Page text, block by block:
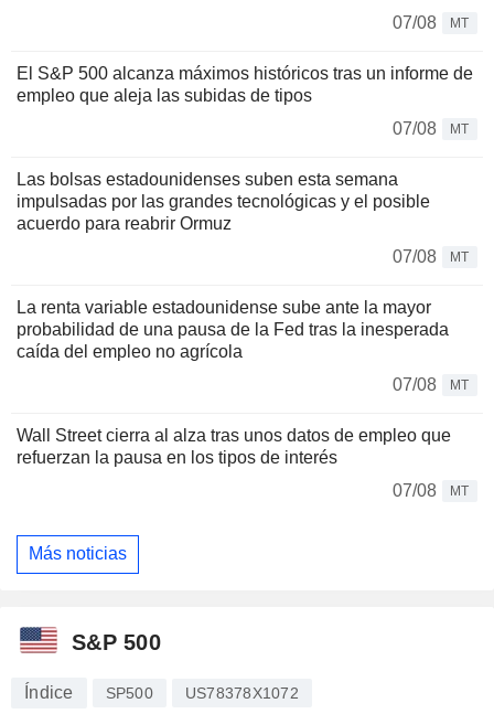
07/08
MT
El S&P 500 alcanza máximos históricos tras un informe de
empleo que aleja las subidas de tipos
07/08
MT
Las bolsas estadounidenses suben esta semana
impulsadas por las grandes tecnológicas y el posible
acuerdo para reabrir Ormuz
07/08
MT
La renta variable estadounidense sube ante la mayor
probabilidad de una pausa de la Fed tras la inesperada
caída del empleo no agrícola
07/08
MT
Wall Street cierra al alza tras unos datos de empleo que
refuerzan la pausa en los tipos de interés
07/08
MT
Más noticias
S&P 500
Índice SP500 US78378X1072